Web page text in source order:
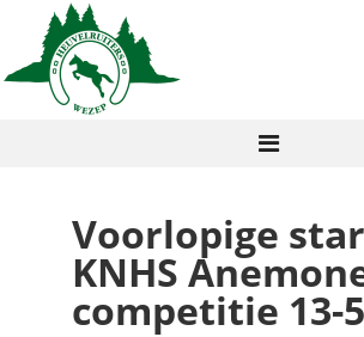
Voorlopige
KNHS
competitie 13-